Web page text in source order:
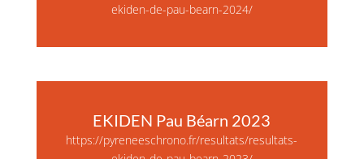
ekiden-de-pau-bearn-2024/
EKIDEN Pau Béarn 2023
https://pyreneeschrono.fr/resultats/resultats-